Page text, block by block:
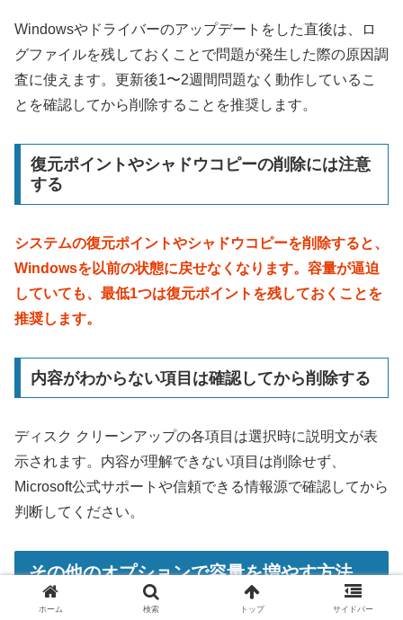
Windowsやドライバーのアップデートをした直後は、ロ
グファイルを残しておくことで問題が発生した際の原因調
査に使えます。更新後1〜2週間問題なく動作しているこ
とを確認してから削除することを推奨します。
復元ポイントやシャドウコピーの削除には注意
する
システムの復元ポイントやシャドウコピーを削除すると、
Windowsを以前の状態に戻せなくなります。容量が逼迫
していても、最低1つは復元ポイントを残しておくことを
推奨します。
内容がわからない項目は確認してから削除する
ディスク クリーンアップの各項目は選択時に説明文が表
示されます。内容が理解できない項目は削除せず、
Microsoft公式サポートや信頼できる情報源で確認してから
判断してください。
その他のオプションで容量を増やす方法
ホーム 検索 トップ サイドバー